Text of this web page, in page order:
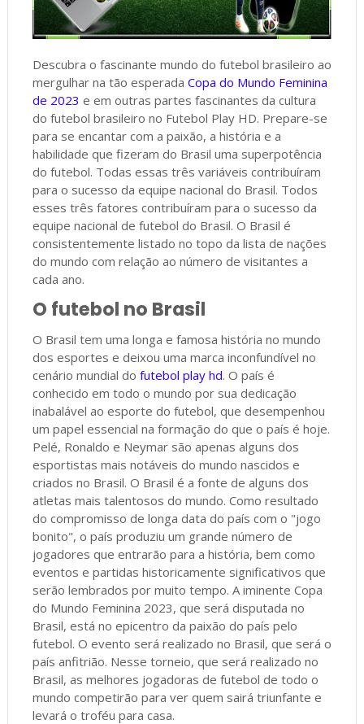
Descubra o fascinante mundo do futebol brasileiro ao
mergulhar na tão esperada Copa do Mundo Feminina
de 2023 e em outras partes fascinantes da cultura
do futebol brasileiro no Futebol Play HD. Prepare-se
para se encantar com a paixão, a história e a
habilidade que fizeram do Brasil uma superpotência
do futebol. Todas essas três variáveis contribuíram
para o sucesso da equipe nacional do Brasil. Todos
esses três fatores contribuíram para o sucesso da
equipe nacional de futebol do Brasil. O Brasil é
consistentemente listado no topo da lista de nações
do mundo com relação ao número de visitantes a
cada ano.
O futebol no Brasil
O Brasil tem uma longa e famosa história no mundo
dos esportes e deixou uma marca inconfundível no
cenário mundial do futebol play hd. O país é
conhecido em todo o mundo por sua dedicação
inabalável ao esporte do futebol, que desempenhou
um papel essencial na formação do que o país é hoje.
Pelé, Ronaldo e Neymar são apenas alguns dos
esportistas mais notáveis do mundo nascidos e
criados no Brasil. O Brasil é a fonte de alguns dos
atletas mais talentosos do mundo. Como resultado
do compromisso de longa data do país com o "jogo
bonito", o país produziu um grande número de
jogadores que entrarão para a história, bem como
eventos e partidas historicamente significativos que
serão lembrados por muito tempo. A iminente Copa
do Mundo Feminina 2023, que será disputada no
Brasil, está no epicentro da paixão do país pelo
futebol. O evento será realizado no Brasil, que será o
país anfitrião. Nesse torneio, que será realizado no
Brasil, as melhores jogadoras de futebol de todo o
mundo competirão para ver quem sairá triunfante e
levará o troféu para casa.